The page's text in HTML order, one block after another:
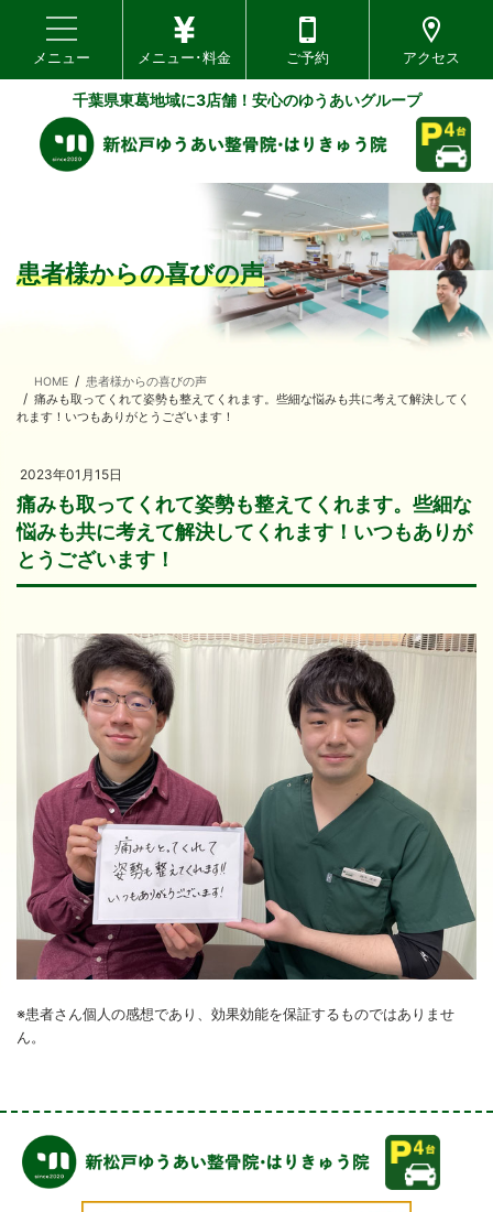
toggle navigation
メニュー メニュー･料金 ご予約 アクセス
千葉県東葛地域に3店舗！安心のゆうあいグループ
患者様からの喜びの声
HOME
患者様からの喜びの声
痛みも取ってくれて姿勢も整えてくれます。些細な悩みも共に考えて解決してく
れます！いつもありがとうございます！
2023年01月15日
痛みも取ってくれて姿勢も整えてくれます。些細な
悩みも共に考えて解決してくれます！いつもありが
とうございます！
※患者さん個人の感想であり、効果効能を保証するものではありませ
ん。